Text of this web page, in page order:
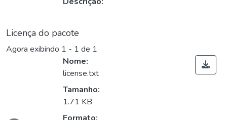
Licença do pacote
Agora exibindo 1 - 1 de 1
Nome:
license.txt
Tamanho:
1.71 KB